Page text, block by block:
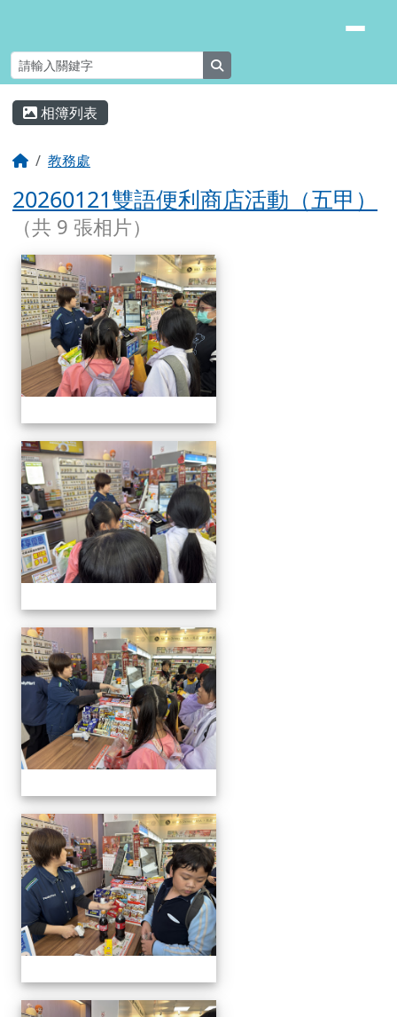
主內容區域
相簿列表
回首頁教務處
20260121雙語便利商店活動（五甲）
（共 9 張相片）
相簿列表 20260121雙語便利商店活動
20260121雙語便利商店活動
20260121雙語便利商店活動
20260121雙語便利商店活動
20260121雙語便利商店活動
頁尾區域